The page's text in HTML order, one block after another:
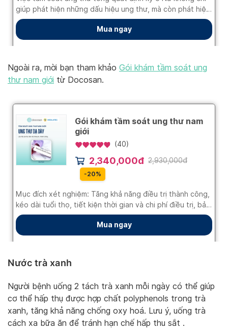
Ngoài ra, mời bạn tham khảo Gói khám tầm soát ung
thư nam giới từ Docosan.
Nước trà xanh
Người bệnh uống 2 tách trà xanh mỗi ngày có thể giúp
cơ thể hấp thụ được hợp chất polyphenols trong trà
xanh, tăng khả năng chống oxy hoá. Lưu ý, uống trà
cách xa bữa ăn để tránh hạn chế hấp thu sắt .